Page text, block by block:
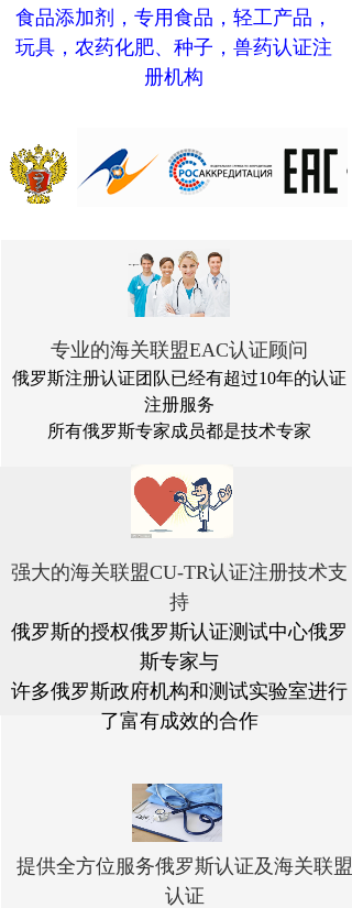
食品添加剂，专用食品，轻工产品，
玩具，农药化肥、种子，兽药认证注
册机构
提供全方位服务俄罗斯认证及海关联盟
认证
专业的海关联盟EAC认证顾问
俄罗斯注册认证团队已经有超过10年的认证
注册服务
所有俄罗斯专家成员都是技术专家
强大的海关联盟CU-TR认证注册技术支
持
俄罗斯的授权俄罗斯认证测试中心俄罗
斯专家与
许多俄罗斯政府机构和测试实验室进行
了富有成效的合作